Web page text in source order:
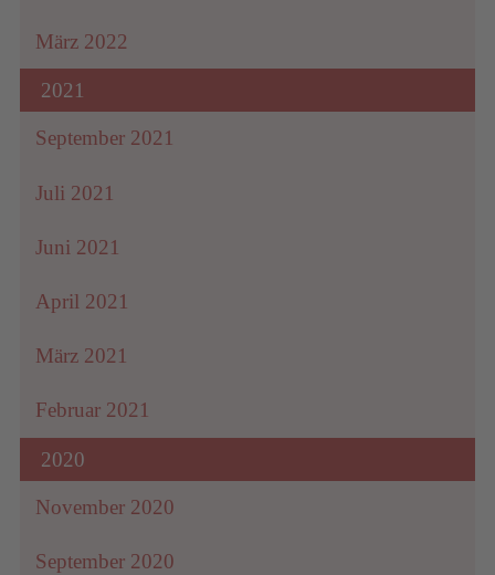
März 2022
2021
September 2021
Juli 2021
Juni 2021
April 2021
März 2021
Februar 2021
2020
November 2020
September 2020